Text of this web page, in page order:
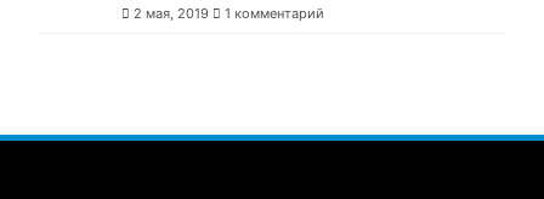
2 мая, 2019 1 комментарий